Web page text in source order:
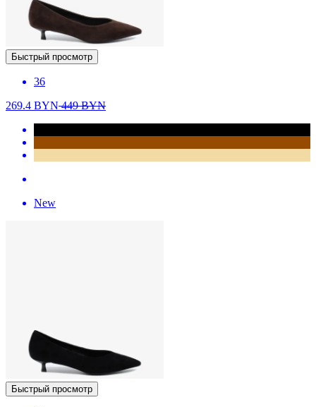
Быстрый просмотр
36
269.4 BYN449BYN
New
Быстрый просмотр